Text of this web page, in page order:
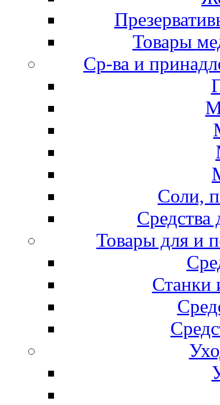
Товары
Ср-ва и
Соли,
Товары для и
Станки